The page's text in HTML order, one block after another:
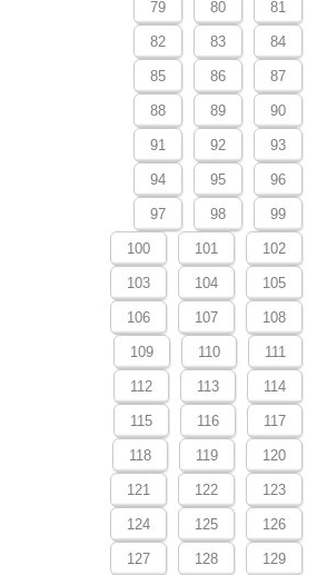
79 80 81
82 83 84
85 86 87
88 89 90
91 92 93
94 95 96
97 98 99
100 101 102
103 104 105
106 107 108
109 110 111
112 113 114
115 116 117
118 119 120
121 122 123
124 125 126
127 128 129